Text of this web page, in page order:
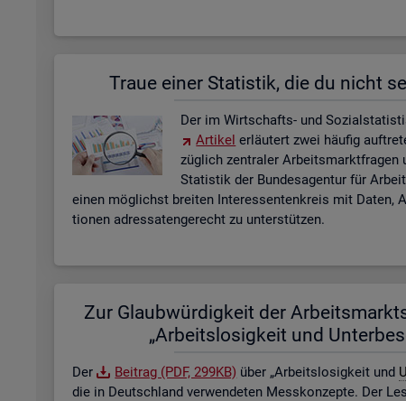
Traue einer Sta­tis­tik, die du nicht
Der im Wirt­schafts- und
Ar­ti­kel er­läu­tert zwei häu­fig
züg­lich zen­tra­ler Ar­beits­markt­fra­gen
Sta­tis­tik der Bun­des­agen­tur für
einen mög­lichst brei­ten In­ter­es­sen­ten­kreis mit Daten,
tio­nen adres­sa­ten­ge­recht zu un­ter­stüt­zen.
Zur Glaub­wür­dig­keit der
„Ar­beits­lo­sig­keit und
Der Bei­trag (PDF, 299KB) über „Ar­beits­lo­sig­keit und
die in Deutsch­land ver­wen­de­ten Mess­kon­zep­te. Der